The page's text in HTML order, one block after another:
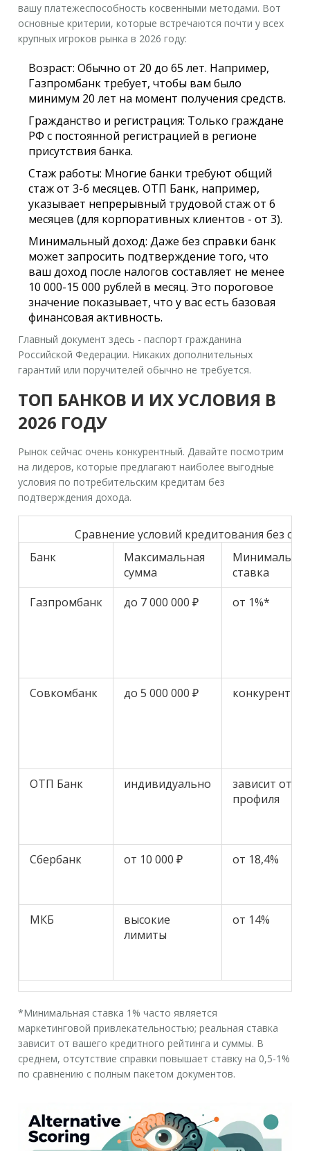
вашу платежеспособность косвенными методами. Вот
основные критерии, которые встречаются почти у всех
крупных игроков рынка в 2026 году:
Возраст: Обычно от 20 до 65 лет. Например,
Газпромбанк требует, чтобы вам было
минимум 20 лет на момент получения средств.
Гражданство и регистрация: Только граждане
РФ с постоянной регистрацией в регионе
присутствия банка.
Стаж работы: Многие банки требуют общий
стаж от 3-6 месяцев. ОТП Банк, например,
указывает непрерывный трудовой стаж от 6
месяцев (для корпоративных клиентов - от 3).
Минимальный доход: Даже без справки банк
может запросить подтверждение того, что
ваш доход после налогов составляет не менее
10 000-15 000 рублей в месяц. Это пороговое
значение показывает, что у вас есть базовая
финансовая активность.
Главный документ здесь - паспорт гражданина
Российской Федерации. Никаких дополнительных
гарантий или поручителей обычно не требуется.
ТОП БАНКОВ И ИХ УСЛОВИЯ В
2026 ГОДУ
Рынок сейчас очень конкурентный. Давайте посмотрим
на лидеров, которые предлагают наиболее выгодные
условия попотребительским кредитам без
подтверждения дохода.
Сравнение условий кредитования без
Банк
Максимальная
сумма
Минимальная
ставка
Газпромбанк
до 7 000 000 ₽ от 1%*
Совкомбанк до 5 000 000 ₽
ОТП Банк индивидуально
зависит от
профиля
Сбербанк от 10 000 ₽ от 18,4%
МКБ
высокие
лимиты
от 14%
*Минимальная ставка 1% часто является
маркетинговой привлекательностью; реальная ставка
зависит от вашего кредитного рейтинга и суммы. В
среднем, отсутствие справки повышает ставку на 0,5-1%
по сравнению с полным пакетом документов.